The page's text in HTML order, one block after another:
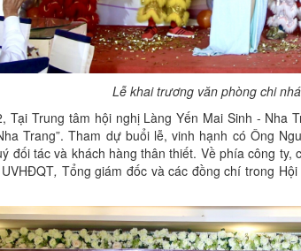
Lễ khai trương văn phòng chi
Tại Trung tâm hội nghị Làng Yến Mai Sinh - Nha
Trang”. Tham dự buổi lễ, vinh hạnh có Ông
đối tác và khách hàng thân thiết. Về phía công
, Tổng giám đốc và các đồng chí trong